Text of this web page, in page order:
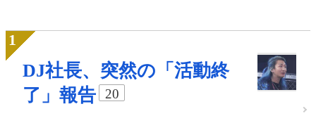
DJ社長、突然の「活動終
了」報告
20